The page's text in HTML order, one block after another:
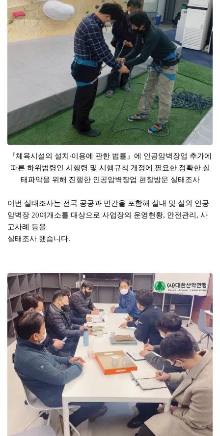
​『체육시설의 설치·이용에 관한 법률』에 인공암벽장업 추가에
따른 하위법령인 시행령 및 시행규칙 개정에 필요한 정확한 실
태파악을 위해 진행한 인공암벽장업 현장방문 실태조사
이번 실태조사는 전국 공공과 민간을 포함해 실내 및 실외 인공
암벽장 20여개소를 대상으로 사업장의 운영현황, 안전관리, 사
고사례 등을
실태조사 했습니다.